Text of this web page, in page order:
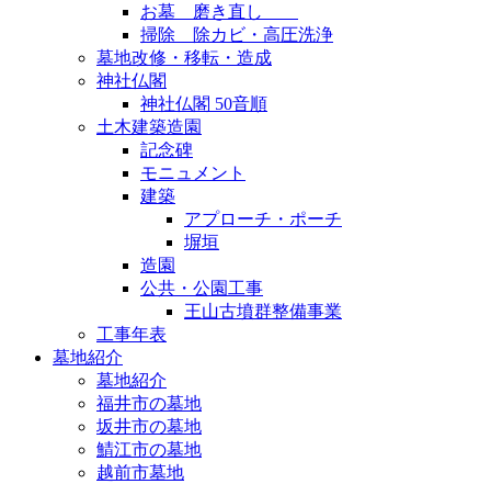
お墓 磨き直し
掃除 除カビ・高圧洗浄
墓地改修・移転・造成
神社仏閣
神社仏閣 50音順
土木建築造園
記念碑
モニュメント
建築
アプローチ・ポーチ
塀垣
造園
公共・公園工事
王山古墳群整備事業
工事年表
墓地紹介
墓地紹介
福井市の墓地
坂井市の墓地
鯖江市の墓地
越前市墓地